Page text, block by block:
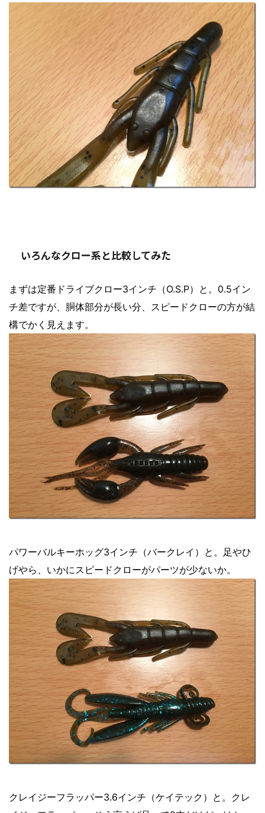
いろんなクロー系と比較してみた
まずは定番ドライブクロー3インチ（O.S.P）と。0.5イン
チ差ですが、胴体部分が長い分、スピードクローの方が結
構でかく見えます。
パワーバルキーホッグ3インチ（バークレイ）と。足やひ
げやら、いかにスピードクローがパーツが少ないか。
クレイジーフラッパー3.6インチ（ケイテック）と。クレ